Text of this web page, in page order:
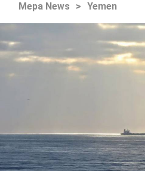
Mepa News > Yemen